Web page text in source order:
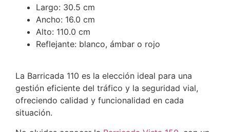
Largo: 30.5 cm
Ancho: 16.0 cm
Alto: 110.0 cm
Reflejante: blanco, ámbar o rojo
La Barricada 110 es la elección ideal para una
gestión eficiente del tráfico y la seguridad vial,
ofreciendo calidad y funcionalidad en cada
situación.